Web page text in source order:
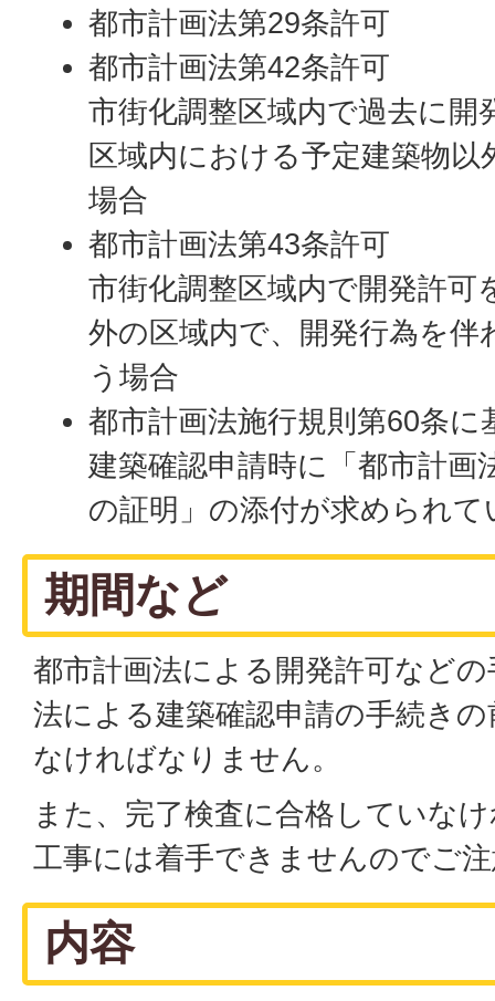
都市計画法第29条許可
都市計画法第42条許可
市街化調整区域内で過去に開
区域内における予定建築物
場合
都市計画法第43条許可
市街化調整区域内で開発許可
外の区域内で、開発行為を伴
う場合
都市計画法施行規則第60条に
建築確認申請時に「都市計画
の証明」の添付が求められて
期間など
都市計画法による開発許可など
法による建築確認申請の手続き
なければなりません。
また、完了検査に合格していな
工事には着手できませんのでご
内容